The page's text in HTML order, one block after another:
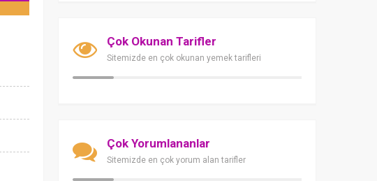
Çok Okunan Tarifler
Sitemizde en çok okunan yemek tarifleri
Çok Yorumlananlar
Sitemizde en çok yorum alan tarifler